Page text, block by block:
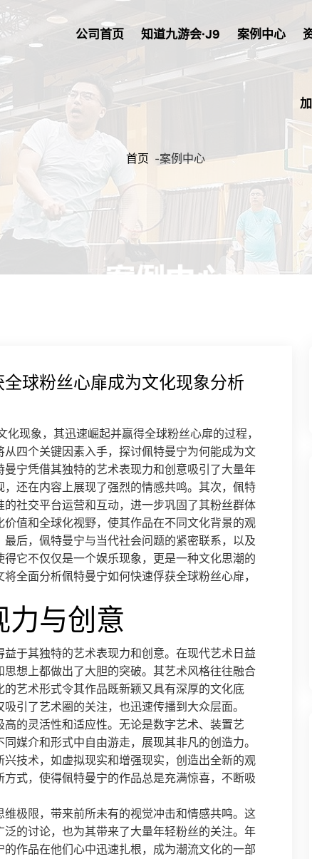
公司首页 知道九游会·J9 案例中心
首页 -案例中心
球粉丝心扉成为文化现象分析
现象，其迅速崛起并赢得全球粉丝心扉的过程，
四个关键因素入手，探讨佩特曼宁为何能成为文
宁凭借其独特的艺术表现力和创意吸引了大量年
还在内容上展现了强烈的情感共鸣。其次，佩特
社交平台运营和互动，进一步巩固了其粉丝群体
值和全球化视野，使其作品在不同文化背景的观
后，佩特曼宁与当代社会问题的紧密联系，以及
它不仅仅是一个娱乐现象，更是一种文化思潮的
全面分析佩特曼宁如何快速俘获全球粉丝心扉，
力与创意
于其独特的艺术表现力和创意。在现代艺术日益
想上都做出了大胆的突破。其艺术风格往往融合
艺术形式令其作品既新颖又具有深厚的文化底
引了艺术圈的关注，也迅速传播到大众层面。
的灵活性和适应性。无论是数字艺术、装置艺
媒介和形式中自由游走，展现其非凡的创造力。
技术，如虚拟现实和增强现实，创造出全新的观
式，使得佩特曼宁的作品总是充满惊喜，不断吸
极限，带来前所未有的视觉冲击和情感共鸣。这
的讨论，也为其带来了大量年轻粉丝的关注。年
作品在他们心中迅速扎根，成为潮流文化的一部